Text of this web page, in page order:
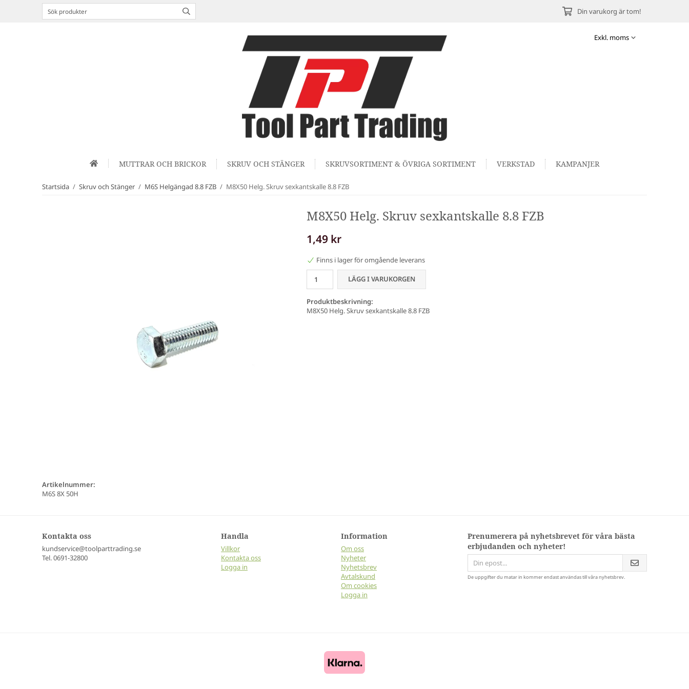
Din varukorg är tom!
MUTTRAR OCH BRICKOR SKRUV OCH STÄNGER SKRUVSORTIMENT & ÖVRIGA SORTIMENT VERKSTAD KAMPANJER
Startsida / Skruv och Stänger / M6S Helgängad 8.8 FZB / M8X50 Helg. Skruv sexkantskalle 8.8 FZB
M8X50 Helg. Skruv sexkantskalle 8.8 FZB
1,49 kr
Finns i lager för omgående leverans
LÄGG I VARUKORGEN
Produktbeskrivning:
M8X50 Helg. Skruv sexkantskalle 8.8 FZB
Artikelnummer:
M6S 8X 50H
Kontakta oss
kundservice@toolparttrading.se
Tel. 0691-32800
Handla
Villkor
Kontakta oss
Logga in
Information
Om oss
Nyheter
Nyhetsbrev
Avtalskund
Om cookies
Logga in
Prenumerera på nyhetsbrevet för våra bästa
erbjudanden och nyheter!
De uppgifter du matar in kommer endast användas till våra nyhetsbrev.